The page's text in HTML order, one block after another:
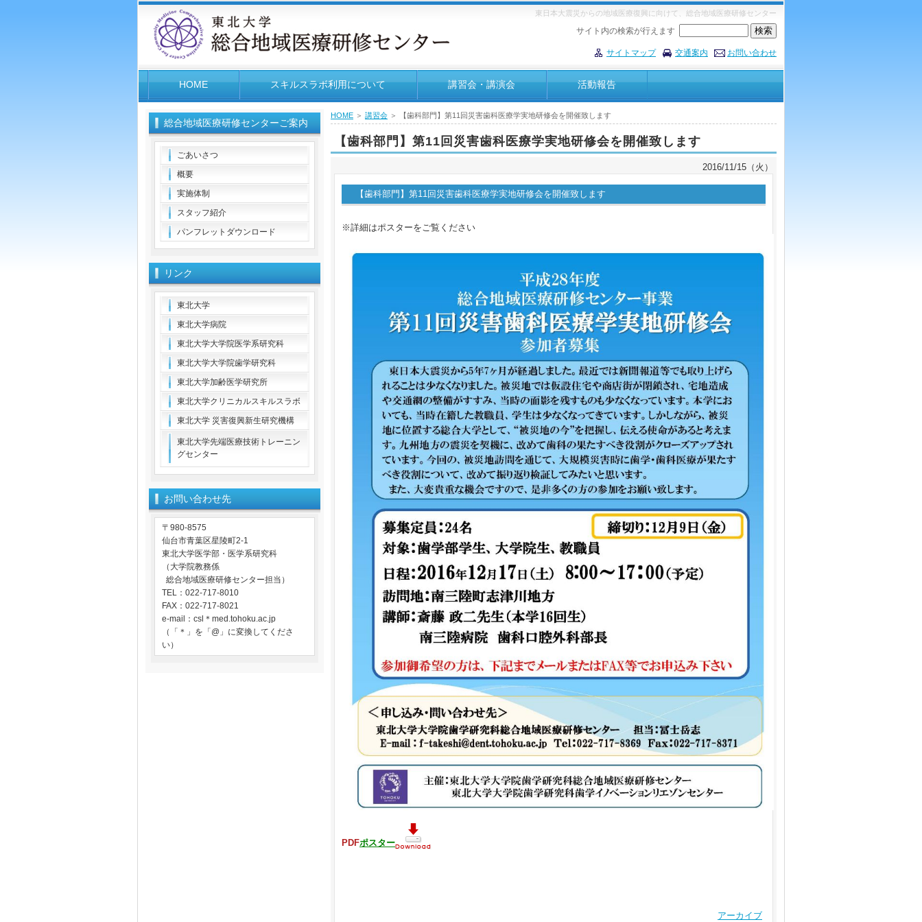
東日本大震災からの地域医療復興に向けて、総合地域医療研修センター
サイト内の検索が行えます
サイトマップ 交通案内 お問い合わせ
HOME スキルスラボ利用について 講習会・講演会 活動報告
HOME ＞ 講習会 ＞ 【歯科部門】第11回災害歯科医療学実地研修会を開催致します
【歯科部門】第11回災害歯科医療学実地研修会を開催致します
2016/11/15（火）
【歯科部門】第11回災害歯科医療学実地研修会を開催致します
※詳細はポスターをご覧ください
PDFポスター
アーカイブ
総合地域医療研修センターご案内
ごあいさつ
概要
実施体制
スタッフ紹介
パンフレットダウンロード
リンク
東北大学
東北大学病院
東北大学大学院医学系研究科
東北大学大学院歯学研究科
東北大学加齢医学研究所
東北大学クリニカルスキルスラボ
東北大学 災害復興新生研究機構
東北大学先端医療技術トレーニン
グセンター
お問い合わせ先
〒980-8575
仙台市青葉区星陵町2-1
東北大学医学部・医学系研究科
（大学院教務係
総合地域医療研修センター担当）
TEL：022-717-8010
FAX：022-717-8021
e-mail：csl＊med.tohoku.ac.jp
（「＊」を「@」に変換してくださ
い）